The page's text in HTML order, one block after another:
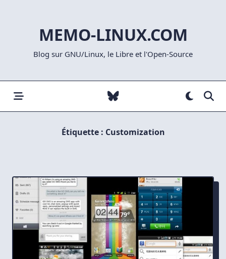
MEMO-LINUX.COM
Blog sur GNU/Linux, le Libre et l'Open-Source
Étiquette : Customization